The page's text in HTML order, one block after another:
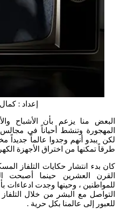
إعداد :
البعض منا يزعم بأن الأشباح
المهجورة وتنشط أحياناً في
لكن يبدو أنهم وجدوا عالماً جديداً
طرقاً تمكنها من اختراق الأجهزة
كان بدء انتشار حكايات التلفاز
القرن العشرين حينما أصبحت
للمواطنين ، وحينها وجدت ادعاءات
التواصل مع البشر من خلال
للعبور إلى عالمنا بكل حرية .